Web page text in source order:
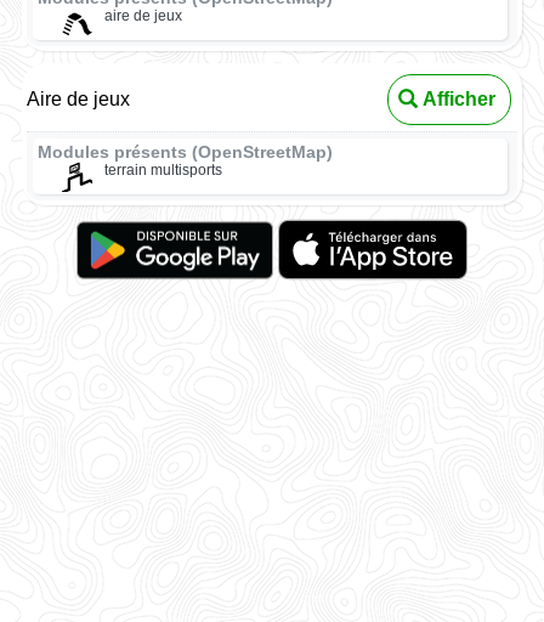
aire de jeux
Aire de jeux Afficher
Modules présents (OpenStreetMap)
terrain multisports